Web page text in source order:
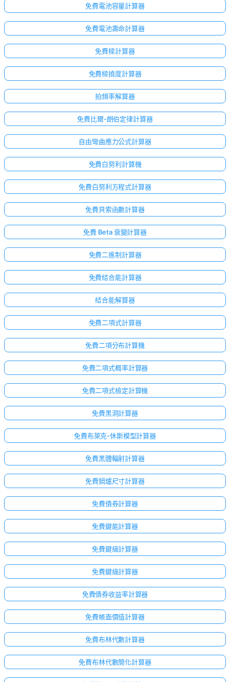
尚
免費電池容量計算器
免費電池壽命計算器
免費樑計算器
免費樑撓度計算器
拍頻率解算器
免費比爾-朗伯定律計算器
自由彎曲應力公式計算器
免費白努利計算機
免費白努利方程式計算器
免費貝索函數計算器
免費 Beta 衰變計算器
免費二進制計算器
免費結合能計算器
結合能解算器
免費二項式計算器
免費二項分布計算機
免費二項式概率計算器
免費二項式檢定計算機
免費黑洞計算器
免費布萊克-休斯模型計算器
免費黑體輻射計算器
免費鍋爐尺寸計算器
免費債券計算器
免費鍵能計算器
免費鍵級計算器
免費鍵級計算器
免費債券收益率計算器
免費帳面價值計算器
免費布林代數計算器
免費布林代數簡化計算器